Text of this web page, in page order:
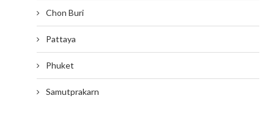
Chon Buri
Pattaya
Phuket
Samutprakarn